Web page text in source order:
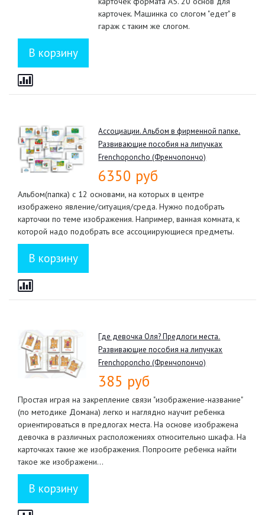
карточек. Машинка со слогом "едет" в
гараж с таким же слогом.
Ассоциации. Альбом в фирменной папке.
Развивающие пособия на липучках
Frenchoponcho (Френчопончо)
6350 руб
Альбом(папка) с 12 основами, на которых в центре
изображено явление/ситуация/среда. Нужно подобрать
карточки по теме изображения. Например, ванная комната, к
которой надо подобрать все ассоциирующиеся предметы.
Где девочка Оля? Предлоги места.
Развивающие пособия на липучках
Frenchoponcho (Френчопончо)
385 руб
Простая играя на закрепление связи "изображение-название"
(по методике Домана) легко и наглядно научит ребенка
ориентироваться в предлогах места. На основе изображена
девочка в различных расположениях относительно шкафа. На
карточках такие же изображения. Попросите ребенка найти
такое же изображени...